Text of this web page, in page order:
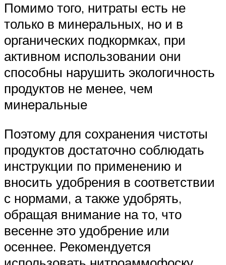
Помимо того, нитраты есть не
только в минеральных, но и в
органических подкормках, при
активном использовании они
способны нарушить экологичность
продуктов не менее, чем
минеральные
Поэтому для сохранения чистоты
продуктов достаточно соблюдать
инструкции по применению и
вносить удобрения в соответствии
с нормами, а также удобрять,
обращая внимание на то, что
весенне это удобрение или
осеннее. Рекомендуется